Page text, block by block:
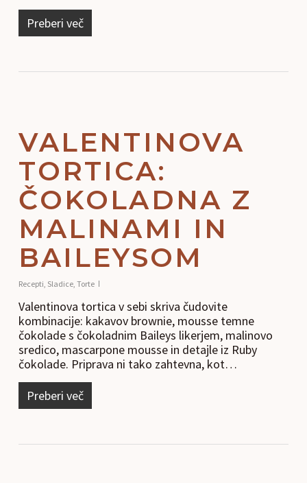
Preberi več
VALENTINOVA
TORTICA:
ČOKOLADNA Z
MALINAMI IN
BAILEYSOM
Recepti, Sladice, Torte
Valentinova tortica v sebi skriva čudovite
kombinacije: kakavov brownie, mousse temne
čokolade s čokoladnim Baileys likerjem, malinovo
sredico, mascarpone mousse in detajle iz Ruby
čokolade. Priprava ni tako zahtevna, kot…
Preberi več